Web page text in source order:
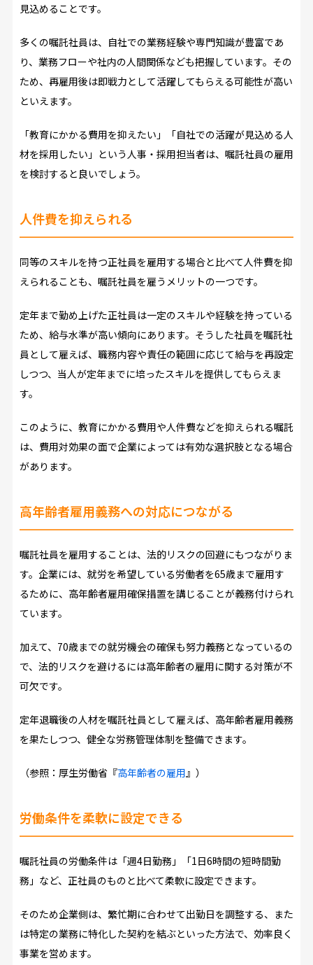
見込めることです。
多くの嘱託社員は、自社での業務経験や専門知識が豊富であ
り、業務フローや社内の人間関係なども把握しています。その
ため、再雇用後は即戦力として活躍してもらえる可能性が高い
といえます。
「教育にかかる費用を抑えたい」「自社での活躍が見込める人
材を採用したい」という人事・採用担当者は、嘱託社員の雇用
を検討すると良いでしょう。
人件費を抑えられる
同等のスキルを持つ正社員を雇用する場合と比べて人件費を抑
えられることも、嘱託社員を雇うメリットの一つです。
定年まで勤め上げた正社員は一定のスキルや経験を持っている
ため、給与水準が高い傾向にあります。そうした社員を嘱託社
員として雇えば、職務内容や責任の範囲に応じて給与を再設定
しつつ、当人が定年までに培ったスキルを提供してもらえま
す。
このように、教育にかかる費用や人件費などを抑えられる嘱託
は、費用対効果の面で企業によっては有効な選択肢となる場合
があります。
高年齢者雇用義務への対応につながる
嘱託社員を雇用することは、法的リスクの回避にもつながりま
す。企業には、就労を希望している労働者を65歳まで雇用す
るために、高年齢者雇用確保措置を講じることが義務付けられ
ています。
加えて、70歳までの就労機会の確保も努力義務となっているの
で、法的リスクを避けるには高年齢者の雇用に関する対策が不
可欠です。
定年退職後の人材を嘱託社員として雇えば、高年齢者雇用義務
を果たしつつ、健全な労務管理体制を整備できます。
（参照：厚生労働省『高年齢者の雇用 』）
労働条件を柔軟に設定できる
嘱託社員の労働条件は「週4日勤務」「1日6時間の短時間勤
務」など、正社員のものと比べて柔軟に設定できます。
そのため企業側は、繁忙期に合わせて出勤日を調整する、また
は特定の業務に特化した契約を結ぶといった方法で、効率良く
事業を営めます。